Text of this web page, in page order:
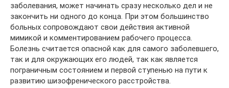
заболевания, может начинать сразу несколько дел и не
закончить ни одного до конца. При этом большинство
больных сопровождают свои действия активной
мимикой и комментированием рабочего процесса.
Болезнь считается опасной как для самого заболевшего,
так и для окружающих его людей, так как является
пограничным состоянием и первой ступенью на пути к
развитию шизофренического расстройства.